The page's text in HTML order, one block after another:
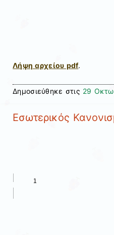
Λήψη αρχείου pdf.
Δημοσιεύθηκε στις 29
Εσωτερικός